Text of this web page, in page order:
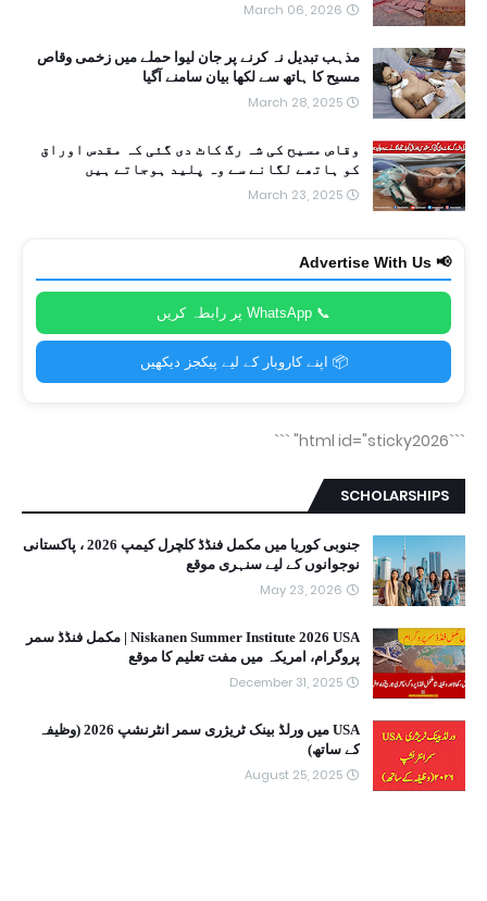
March 06, 2026
مذہب تبدیل نہ کرنے پر جان لیوا حملے میں زخمی وقاص
مسیح کا ہاتھ سے لکھا بیان سامنے آگیا
March 28, 2025
وقاص مسیح کی شہ رگ کاٹ دی گئی کہ مقدس اوراق
کو ہاتھے لگانے سے وہ پلید ہوجاتے ہیں
March 23, 2025
📢 Advertise With Us
📞 WhatsApp پر رابطہ کریں
📦 اپنے کاروبار کے لیے پیکجز دیکھیں
```html id="sticky2026"
```
SCHOLARSHIPS
جنوبی کوریا میں مکمل فنڈڈ کلچرل کیمپ 2026 ، پاکستانی
نوجوانوں کے لیے سنہری موقع
May 23, 2026
Niskanen Summer Institute 2026 USA | مکمل فنڈڈ سمر
پروگرام، امریکہ میں مفت تعلیم کا موقع
December 31, 2025
USA میں ورلڈ بینک ٹریژری سمر انٹرنشپ 2026 (وظیفہ
کے ساتھ)
August 25, 2025